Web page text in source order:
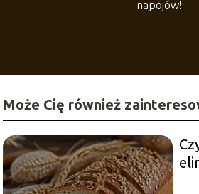
napojów!
Może Cię również